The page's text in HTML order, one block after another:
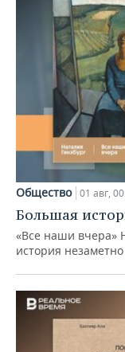
Общество 01 авг,
Большая
«Все наши вчера»
история